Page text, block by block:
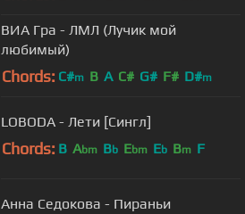
ВИА Гра - ЛМЛ (Лучик мой
любимый)
Chords: C#m B A C# G# F# D#m
LOBODA - Лети [Сингл]
Chords: B Abm Bb Ebm Eb Bm F
Анна Седокова - Пираньи